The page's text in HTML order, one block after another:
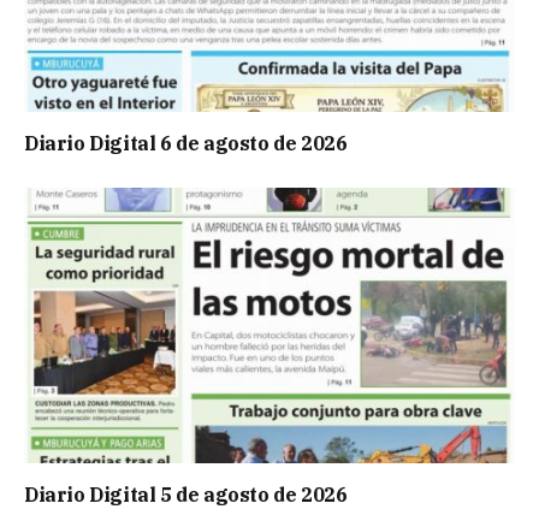
Diario Digital 6 de agosto de 2026
Diario Digital 5 de agosto de 2026